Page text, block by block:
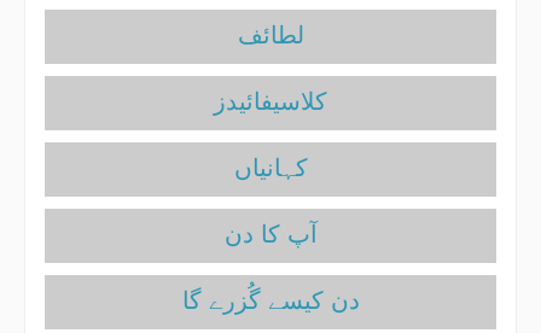
لطائف
کلاسیفائیدز
کہانیاں‌
آپ کا دن
دن کیسے گُزرے گا